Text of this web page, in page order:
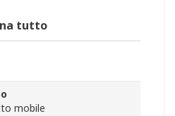
tutto
mobile